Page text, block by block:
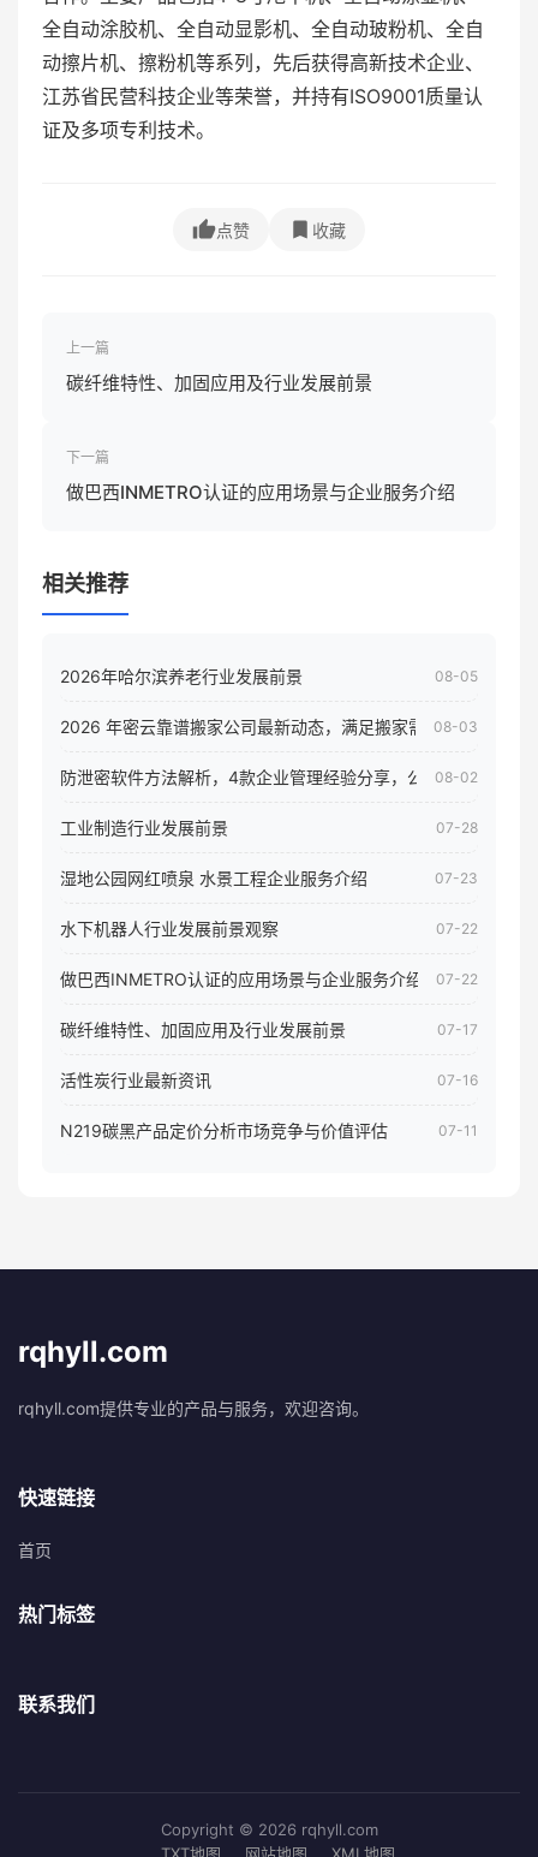
全自动涂胶机、全自动显影机、全自动玻粉机、全自
动擦片机、擦粉机等系列，先后获得高新技术企业、
江苏省民营科技企业等荣誉，并持有ISO9001质量认
证及多项专利技术。
点赞 收藏
上一篇
碳纤维特性、加固应用及行业发展前景
下一篇
做巴西INMETRO认证的应用场景与企业服务介绍
相关推荐
2026年哈尔滨养老行业发展前景 08-05
2026 年密云靠谱搬家公司最新动态，满足搬家需求！08-03
防泄密软件方法解析，4款企业管理经验分享，公司员工电脑核
08-02
工业制造行业发展前景 07-28
湿地公园网红喷泉 水景工程企业服务介绍 07-23
水下机器人行业发展前景观察 07-22
做巴西INMETRO认证的应用场景与企业服务介绍 07-22
碳纤维特性、加固应用及行业发展前景 07-17
活性炭行业最新资讯 07-16
N219碳黑产品定价分析市场竞争与价值评估 07-11
rqhyll.com
rqhyll.com提供专业的产品与服务，欢迎咨询。
快速链接
首页
热门标签
联系我们
Copyright © 2026 rqhyll.com